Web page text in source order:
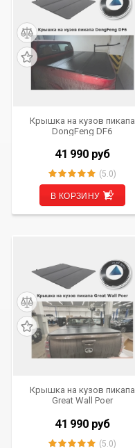
Крышка на кузов пикапа
DongFeng DF6
41 990 руб
(5.0)
В КОРЗИНУ
Крышка на кузов пикапа
Great Wall Poer
41 990 руб
(5.0)